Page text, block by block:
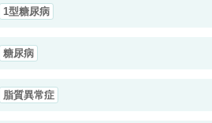
1型糖尿病
糖尿病
脂質異常症